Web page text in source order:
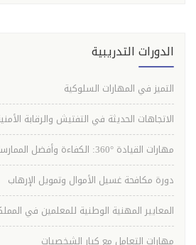
الدورات التدريبية
التميز في المهارات السلوكية
الاتجاهات الحديثة في التفتيش والرقابة
مهارات القيادة °360: الكفاءة وأفضل الممارسات
دورة مكافحة غسيل الأموال وتمويل الإرهاب
المعايير المهنية الوطنية للمعلمين في
مهارات التعامل مع كبار الشخصيات